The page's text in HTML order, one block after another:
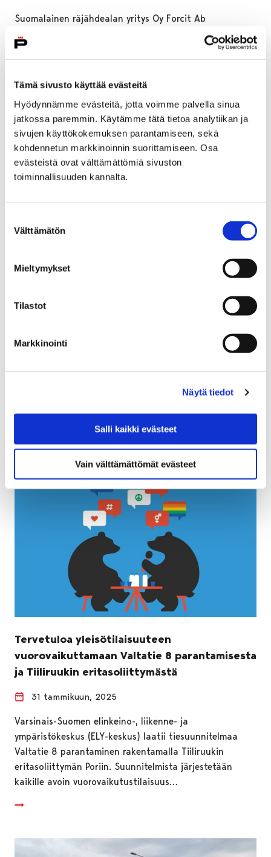
Tämä sivusto käyttää evästeitä
Hyödynnämme evästeitä, jotta voimme palvella sinua
jatkossa paremmin. Käytämme tätä tietoa analytiikan ja
sivujen käyttökokemuksen parantamiseen, sekä
kohdennetun markkinoinnin suorittamiseen. Osa
evästeistä ovat välttämättömiä sivuston
toiminnallisuuden kannalta.
valinta
Välttämätön
Mieltymykset
Tilastot
Markkinointi
Näytä tiedot
Salli kaikki evästeet
Vain välttämättömät evästeet
Suomalainen räjähdealan yritys Oy Forcit Ab
suunnittelee investoivansa yli 200 miljoonaa euroa
Poriin uuden TNT-tuotantolaitoksen rakentamiseen. TNT
eli trotyyli on…
uudistuksiin toivotaan asukkaiden
31 tammikuun, 2025
Itä-Porin Mastojen kentän alueesta on laadittu
tekonurmi sekä parannuksia liikenne-, pysäköinti- ja
hulevesijärjestelyihin. Asukkaille on…
Tervetuloa yleisötilaisuuteen
vuorovaikuttamaan Valtatie 8 parantamisesta
ja Tiiliruukin eritasoliittymästä
31 tammikuun, 2025
Varsinais-Suomen elinkeino-, liikenne- ja
ympäristökeskus (ELY-keskus) laatii tiesuunnitelmaa
Valtatie 8 parantaminen rakentamalla Tiiliruukin
eritasoliittymän Poriin. Suunnitelmista järjestetään
kaikille avoin vuorovaikutustilaisuus…